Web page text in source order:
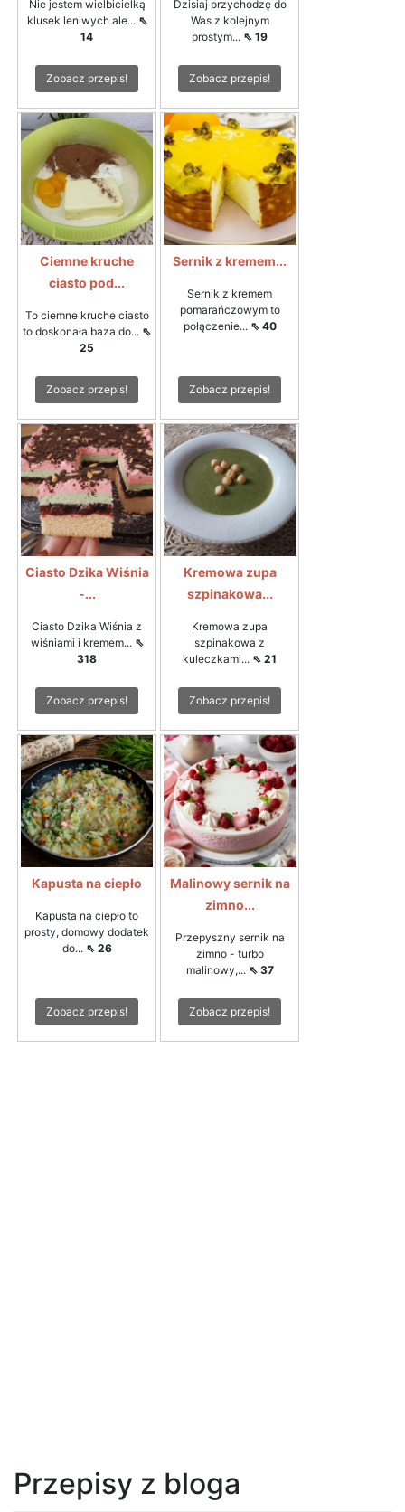
Nie jestem wielbicielką
klusek leniwych ale... ⇖
14
Zobacz przepis!
Dzisiaj przychodzę do
Was z kolejnym
prostym... ⇖ 19
Zobacz przepis!
Ciemne kruche
ciasto pod...
To ciemne kruche ciasto
to doskonała baza do... ⇖
25
Zobacz przepis!
Sernik z kremem...
Sernik z kremem
pomarańczowym to
połączenie... ⇖ 40
Zobacz przepis!
Ciasto Dzika Wiśnia
-...
Ciasto Dzika Wiśnia z
wiśniami i kremem... ⇖
318
Zobacz przepis!
Kremowa zupa
szpinakowa...
Kremowa zupa
szpinakowa z
kuleczkami... ⇖ 21
Zobacz przepis!
Kapusta na ciepło
Kapusta na ciepło to
prosty, domowy dodatek
do... ⇖ 26
Zobacz przepis!
Malinowy sernik na
zimno...
Przepyszny sernik na
zimno - turbo
malinowy,... ⇖ 37
Zobacz przepis!
Przepisy z bloga